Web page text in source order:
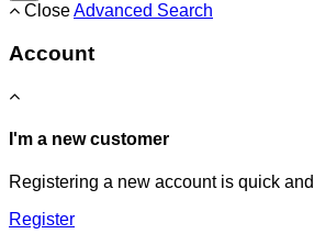
CloseAdvanced Search
Account
I'm a new customer
Registering a new account is quick
Register